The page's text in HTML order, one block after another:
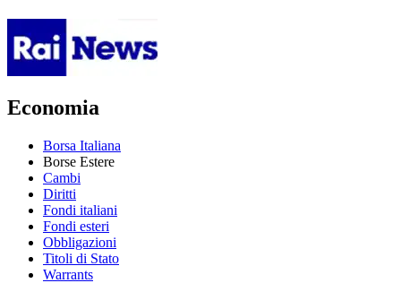
Economia
Borsa Italiana
Borse Estere
Cambi
Diritti
Fondi italiani
Fondi esteri
Obbligazioni
Titoli di Stato
Warrants